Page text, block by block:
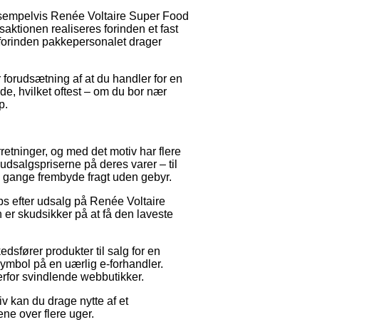
Renée Voltaire Super Food
realiseres forinden et fast
pakkepersonalet drager
af at du handler for en
hvilket oftest – om du bor nær
og med det motiv har flere
på deres varer – til
frembyde fragt uden gebyr.
efter udsalg på Renée Voltaire
skudsikker på at få den laveste
produkter til salg for en
på en uærlig e-forhandler.
svindlende webbutikker.
kan du drage nytte af et
over flere uger.